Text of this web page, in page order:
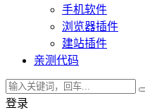
手机软件
浏览器插件
建站插件
亲测代码
登录